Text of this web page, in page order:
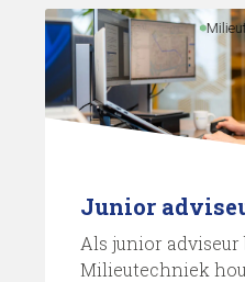
Junior
Als junior adviseur
Milieutechniek